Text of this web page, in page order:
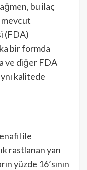
bu ilaç
(FDA)
bir formda
ve diğer FDA
kalitede
ile
rastlanan yan
yüzde 16’sının